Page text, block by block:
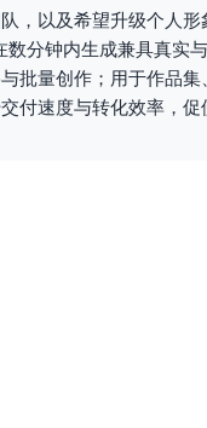
，以及希望升级个人
数分钟内生成兼具真实
批量创作；用于作品
付速度与转化效率，促